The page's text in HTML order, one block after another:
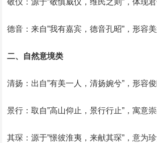
敬仪：源于”敬慎威仪，维民之则”，体现
德音：来自”我有嘉宾，德音孔昭”，形容
二、自然意境类
清扬：出自”有美一人，清扬婉兮”，形容
景行：取自”高山仰止，景行行止”，寓意
其琛：源于”憬彼淮夷，来献其琛”，意为